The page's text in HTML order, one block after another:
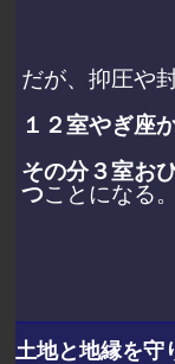
だが、抑圧や
１２室やぎ座
その分３室お
つことになる。
土地と地縁を守